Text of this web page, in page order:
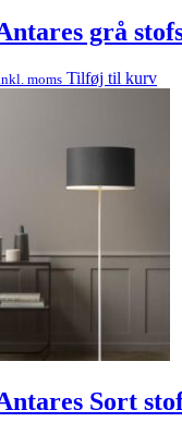
grå
moms Tilføj til kurv
Sort